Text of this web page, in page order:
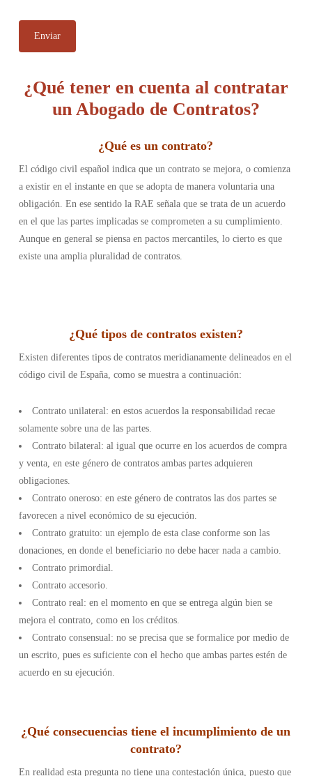
¿Qué tener en cuenta al contratar
un Abogado de Contratos?
¿Qué es un contrato?
El código civil español indica que un contrato se mejora, o comienza
a existir en el instante en que se adopta de manera voluntaria una
obligación. En ese sentido la RAE señala que se trata de un acuerdo
en el que las partes implicadas se comprometen a su cumplimiento.
Aunque en general se piensa en pactos mercantiles, lo cierto es que
existe una amplia pluralidad de contratos.
¿Qué tipos de contratos existen?
Existen diferentes tipos de contratos meridianamente delineados en el
código civil de España, como se muestra a continuación:
Contrato unilateral: en estos acuerdos la responsabilidad recae
solamente sobre una de las partes.
Contrato bilateral: al igual que ocurre en los acuerdos de compra
y venta, en este género de contratos ambas partes adquieren
obligaciones.
Contrato oneroso: en este género de contratos las dos partes se
favorecen a nivel económico de su ejecución.
Contrato gratuito: un ejemplo de esta clase conforme son las
donaciones, en donde el beneficiario no debe hacer nada a cambio.
Contrato primordial.
Contrato accesorio.
Contrato real: en el momento en que se entrega algún bien se
mejora el contrato, como en los créditos.
Contrato consensual: no se precisa que se formalice por medio de
un escrito, pues es suficiente con el hecho que ambas partes estén de
acuerdo en su ejecución.
¿Qué consecuencias tiene el incumplimiento de un
contrato?
En realidad esta pregunta no tiene una contestación única, puesto que